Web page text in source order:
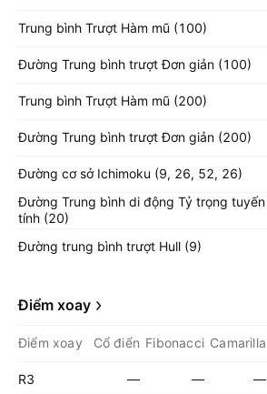
Trung bình Trượt Hàm mũ (100)
Đường Trung bình trượt Đơn giản (100)
Trung bình Trượt Hàm mũ (200)
Đường Trung bình trượt Đơn giản (200)
Đường cơ sở Ichimoku (9, 26, 52, 26)
Đường Trung bình di động Tỷ trọng tuyến
tính (20)
Đường trung bình trượt Hull (9)
Điểm xoay
Điểm xoay Cổ điển Fibonacci Camarilla
R3 — — —